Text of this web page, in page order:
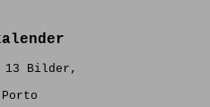
13 Bilder,